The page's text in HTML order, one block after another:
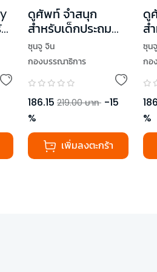
ดูศัพท์ จำสนุก
สำหรับเด็กประถม
เล่ม 1
ซุนจู จิน
กองบรรณาธิการ
186.15 219.00 บาท -15
%
เพิ่มลงตะกร้า
ดู
ส
เ
ซุน
กอ
%